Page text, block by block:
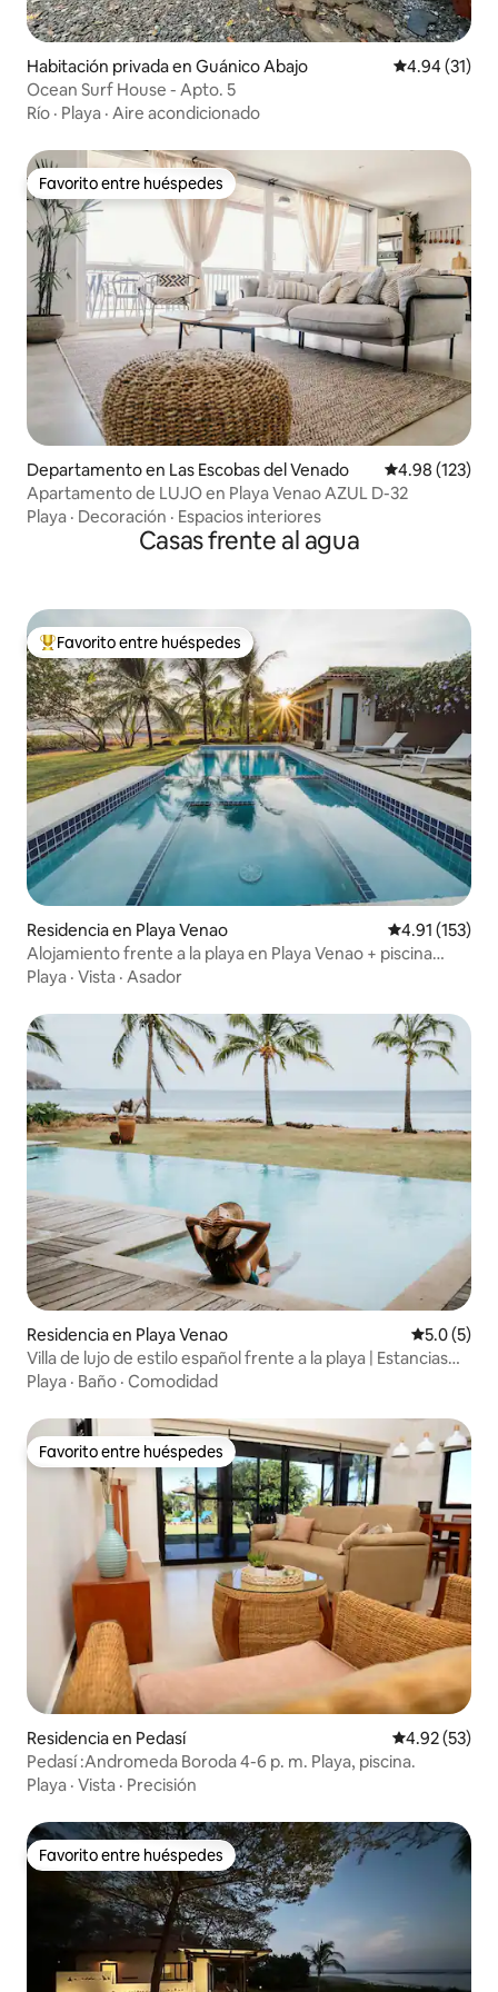
Habitación privada en Guánico Abajo Calificación
4.94 (31)
Ocean Surf House - Apto. 5
Río · Playa · Aire acondicionado
Favorito entre huéspedes
Favorito entre huéspedes
Departamento en Las Escobas del Venado Calificación
4.98 (123)
Apartamento de LUJO en Playa Venao AZUL D-32
Playa · Decoración · Espacios interiores
Casas frente al agua
De los mejores en Favorito entre huéspedes
Favorito entre huéspedes
Residencia en Playa Venao Calificación
4.91 (153)
Alojamiento frente a la playa en Playa Venao + piscina
privada
Playa · Vista · Asador
Residencia en Playa Venao
5.0 (5)
Villa de lujo de estilo español frente a la playa | Estancias
largas
Playa · Baño · Comodidad
Favorito entre huéspedes
Favorito entre huéspedes
Residencia en Pedasí Calificación
4.92 (53)
Pedasí :Andromeda Boroda 4-6 p. m. Playa, piscina.
Playa · Vista · Precisión
Favorito entre huéspedes
Favorito entre huéspedes